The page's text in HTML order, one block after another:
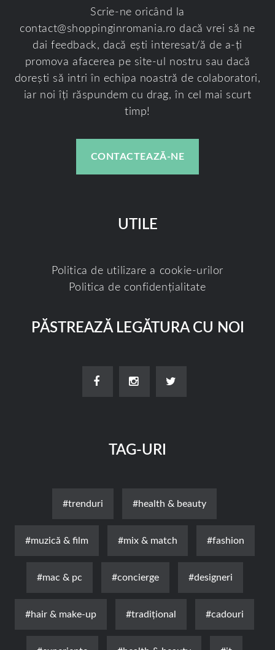
Scrie-ne oricând la
contact@shoppinginromania.ro dacă vrei să ne
dai feedback, dacă ești interesat/ă de a-ți
promova afacerea pe site-ul nostru sau dacă
dorești să intri în echipa noastră de colaboratori,
iar noi îți răspundem cu drag, în cel mai scurt
timp!
CONTACTEAZĂ-NE
UTILE
Politica de utilizare a cookie-urilor
Politica de confidențialitate
PĂSTREAZĂ LEGĂTURA CU NOI
TAG-URI
#trenduri #health & beauty
#muzică & film #mix & match #fashion
#mac & pc #concierge #designeri
#hair & make-up #tradițional #cadouri